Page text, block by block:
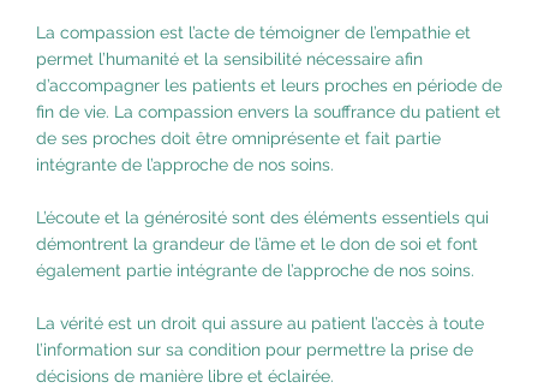
La compassion est l’acte de témoigner de l’empathie et
permet l’humanité et la sensibilité nécessaire afin
d’accompagner les patients et leurs proches en période de
fin de vie. La compassion envers la souffrance du patient et
de ses proches doit être omniprésente et fait partie
intégrante de l’approche de nos soins.
L’écoute et la générosité sont des éléments essentiels qui
démontrent la grandeur de l’âme et le don de soi et font
également partie intégrante de l’approche de nos soins.
La vérité est un droit qui assure au patient l’accès à toute
l’information sur sa condition pour permettre la prise de
décisions de manière libre et éclairée.